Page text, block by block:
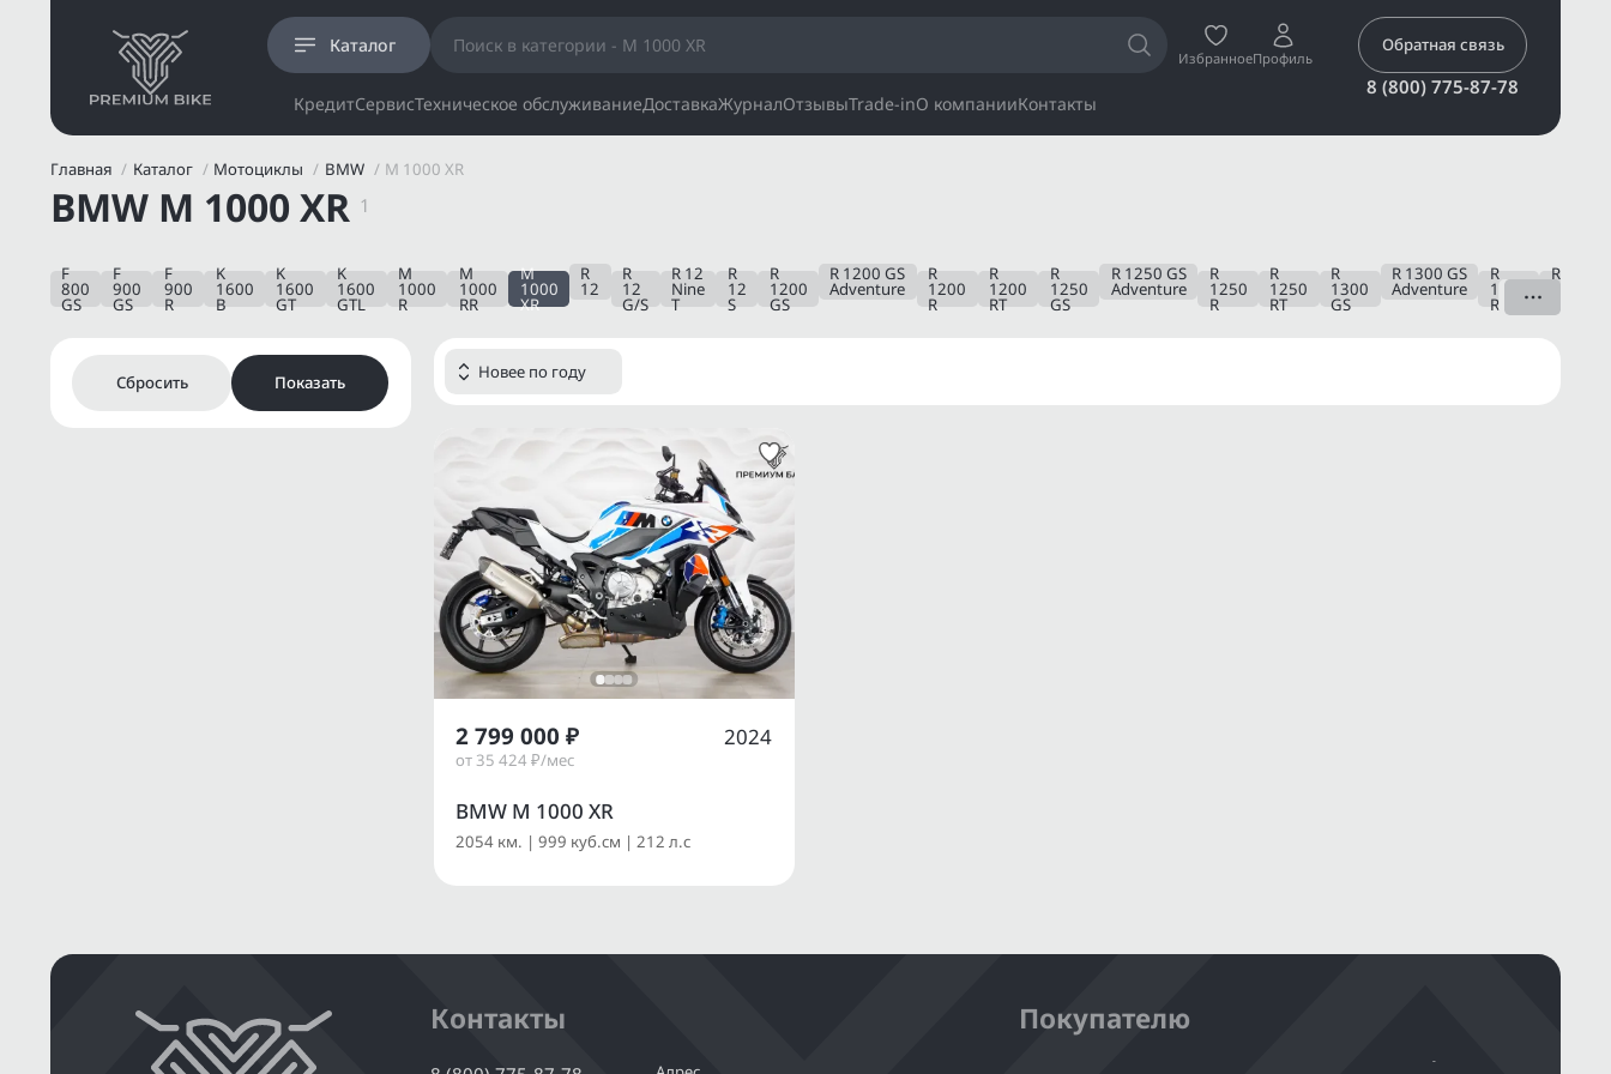
Каталог
ИзбранноеПрофиль
КредитСервисТехническое обслуживаниеДоставкаЖурналОтзывыTrade-inО компанииКонтакты
Обратная связь
8 (800) 775-87-78
Главная Каталог Мотоциклы BMW M 1000 XR
BMW M 1000 XR 1
F
800
GS
F
900
GS
F
900
R
K
1600
B
K
1600
GT
K
1600
GTL
M
1000
R
M
1000
RR
M
1000
XR
R
12
R
12
G/S
R 12
Nine
T
R
12
S
R
1200
GS
R 1200 GS
Adventure
R
1200
R
R
1200
RT
R
1250
GS
R 1250 GS
Adventure
R
1250
R
R
1250
RT
R
1300
GS
R 1300 GS
Adventure
R
1300
R
R
BMW M 1000 XR
2054 км. | 999 куб.см | 212 л.с
2 799 000 ₽
от 35 424 ₽/мес
2024
Фильтр товаров
Сбросить Показать
Контакты Покупателю